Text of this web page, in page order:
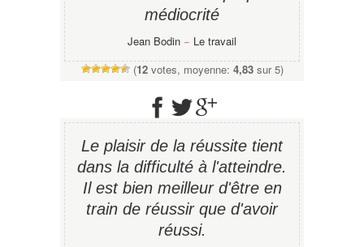
médiocrité
Jean Bodin − Le travail
(12votes, moyenne: 4,83sur 5)
Le plaisir de la réussite tient
dans la difficulté à l'atteindre.
Il est bien meilleur d'être en
train de réussir que d'avoir
réussi.